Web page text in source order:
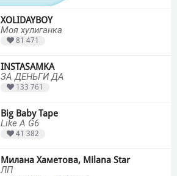
XOLIDAYBOY
Моя хулиганка
81 471
INSTASAMKA
ЗА ДЕНЬГИ ДА
133 761
Big Baby Tape
Like A G6
41 382
Милана Хаметова, Milana Star
ЛП